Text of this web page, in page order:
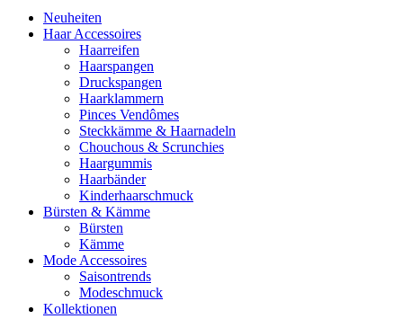
Neuheiten
Haar Accessoires
Haarreifen
Haarspangen
Druckspangen
Haarklammern
Pinces Vendômes
Steckkämme & Haarnadeln
Chouchous & Scrunchies
Haargummis
Haarbänder
Kinderhaarschmuck
Bürsten & Kämme
Bürsten
Kämme
Mode Accessoires
Saisontrends
Modeschmuck
Kollektionen